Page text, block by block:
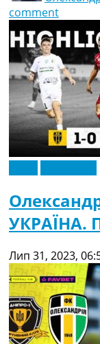
comment
УКРАЇНА.
Лип 31, 2023,